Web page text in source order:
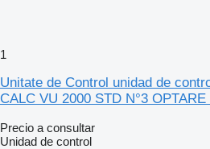
1
Unitate de Control unidad de
CALC VU 2000 STD N°3
Precio a consultar
Unidad de control